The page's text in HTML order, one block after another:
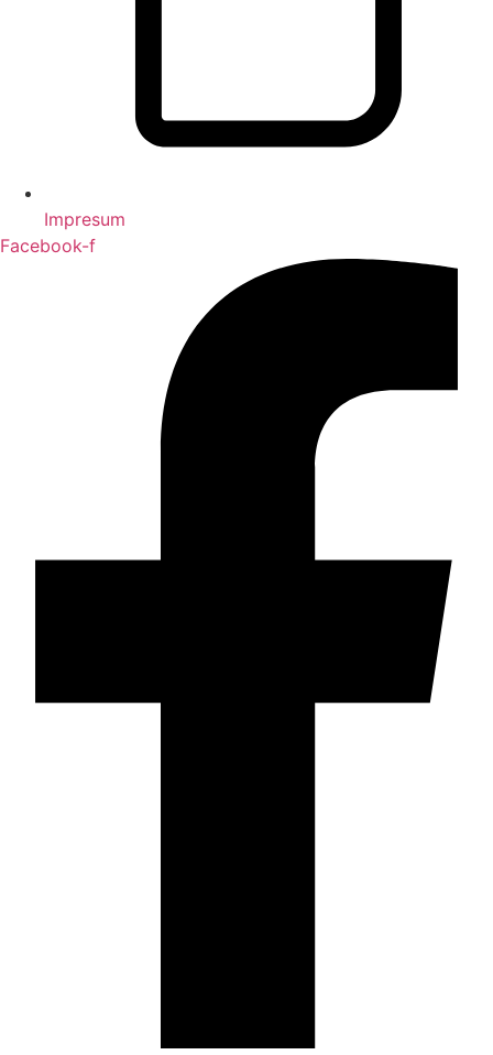
Impresum
Facebook-f